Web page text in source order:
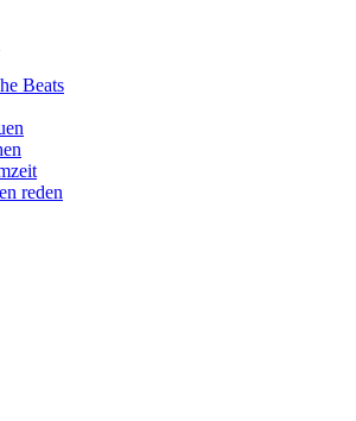
Beats
reden